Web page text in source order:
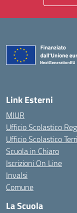
Link Esterni
MIUR
Ufficio Scolastico
Ufficio Scolastico
Scuola in Chiaro
Iscrizioni On Line
Invalsi
Comune
La Scuola